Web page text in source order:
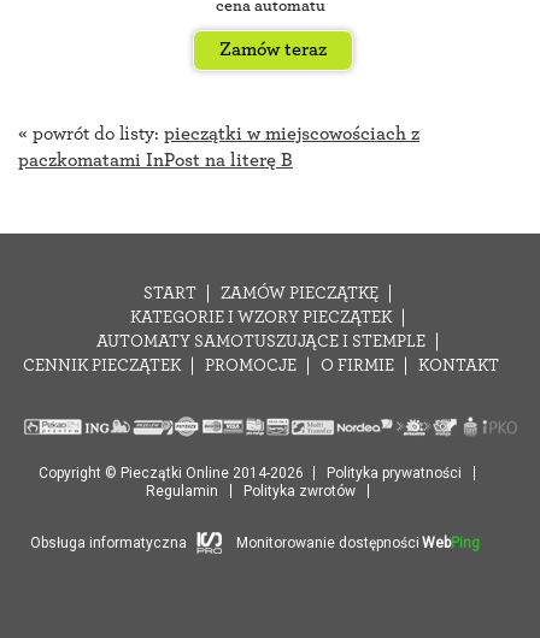
cena automatu
Zamów teraz
« powrót do listy: pieczątki w miejscowościach z
paczkomatami InPost na literę B
START
ZAMÓW PIECZĄTKĘ
KATEGORIE I WZORY PIECZĄTEK
AUTOMATY SAMOTUSZUJĄCE I STEMPLE
CENNIK PIECZĄTEK
PROMOCJE O FIRMIE KONTAKT
Copyright © Pieczątki Online 2014-2026
Polityka prywatności
Regulamin
Polityka zwrotów
Obsługa informatyczna Monitorowanie dostępności WebPing